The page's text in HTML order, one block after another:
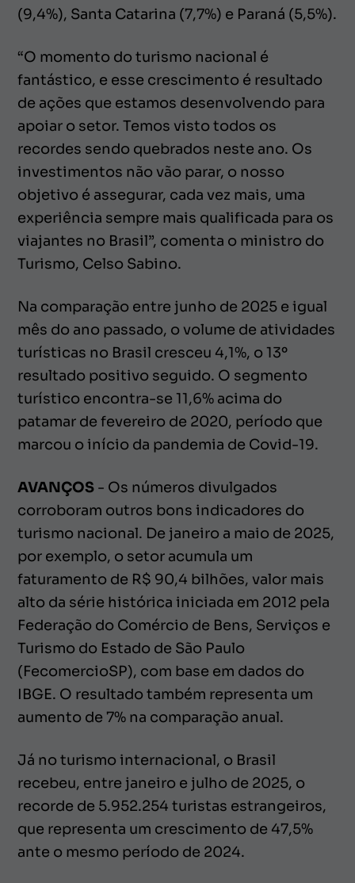
(9,4%), Santa Catarina (7,7%) e Paraná (5,5%).
“O momento do turismo nacional é
fantástico, e esse crescimento é resultado
de ações que estamos desenvolvendo para
apoiar o setor. Temos visto todos os
recordes sendo quebrados neste ano. Os
investimentos não vão parar, o nosso
objetivo é assegurar, cada vez mais, uma
experiência sempre mais qualificada para os
viajantes no Brasil”, comenta o ministro do
Turismo, Celso Sabino.
Na comparação entre junho de 2025 e igual
mês do ano passado, o volume de atividades
turísticas no Brasil cresceu 4,1%, o 13º
resultado positivo seguido. O segmento
turístico encontra-se 11,6% acima do
patamar de fevereiro de 2020, período que
marcou o início da pandemia de Covid-19.
AVANÇOS - Os números divulgados
corroboram outros bons indicadores do
turismo nacional. De janeiro a maio de 2025,
por exemplo, o setor acumula um
faturamento de R$ 90,4 bilhões, valor mais
alto da série histórica iniciada em 2012 pela
Federação do Comércio de Bens, Serviços e
Turismo do Estado de São Paulo
(FecomercioSP), com base em dados do
IBGE. O resultado também representa um
aumento de 7% na comparação anual.
Já no turismo internacional, o Brasil
recebeu, entre janeiro e julho de 2025, o
recorde de 5.952.254 turistas estrangeiros,
que representa um crescimento de 47,5%
ante o mesmo período de 2024.